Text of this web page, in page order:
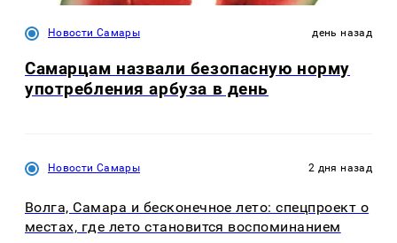
Новости Самары день назад
Самарцам назвали безопасную норму
употребления арбуза в день
Новости Самары 2 дня назад
Волга, Самара и бесконечное лето: спецпроект о
местах, где лето становится воспоминанием